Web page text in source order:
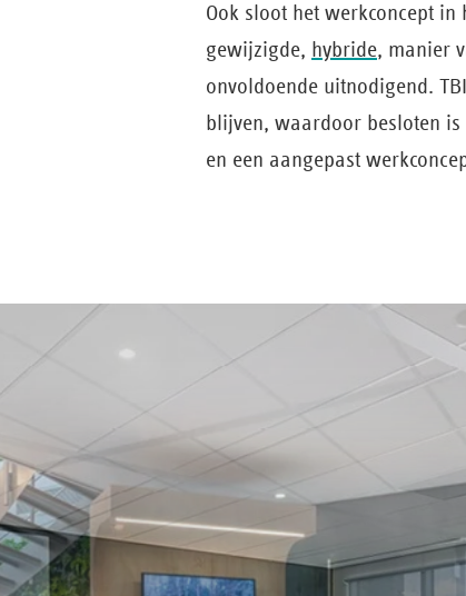
Ook sloot het werkconcept
gewijzigde, hybride, manier
onvoldoende uitnodigend.
blijven, waardoor besloten
en een aangepast